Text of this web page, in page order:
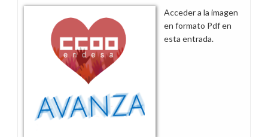
aboca
a
los
organismos
de
consumo
Acceder a la imagen
en formato Pdf en
esta entrada.